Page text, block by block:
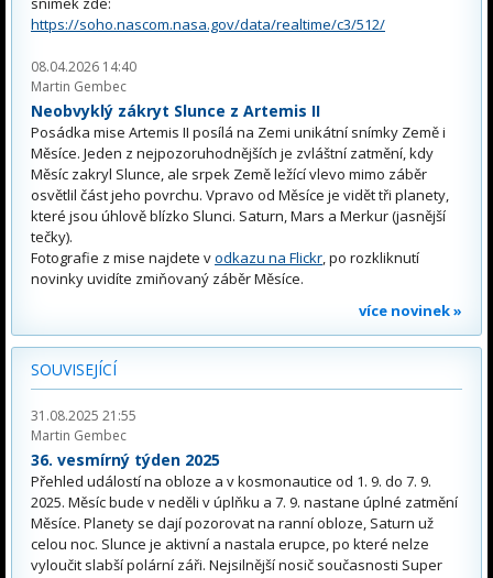
https://soho.nascom.nasa.gov/data/realtime/c3/512/
08.04.2026 14:40
Martin Gembec
Neobvyklý zákryt Slunce z Artemis II
Posádka mise Artemis II posílá na Zemi unikátní snímky Země i
Měsíce. Jeden z nejpozoruhodnějších je zvláštní zatmění, kdy
Měsíc zakryl Slunce, ale srpek Země ležící vlevo mimo záběr
osvětlil část jeho povrchu. Vpravo od Měsíce je vidět tři planety,
které jsou úhlově blízko Slunci. Saturn, Mars a Merkur (jasnější
tečky).
Fotografie z mise najdete vodkazu na Flickr, po rozkliknutí
novinky uvidíte zmiňovaný záběr Měsíce.
více novinek »
SOUVISEJÍCÍ
31.08.2025 21:55
Martin Gembec
36. vesmírný týden 2025
Přehled událostí na obloze a v kosmonautice od 1. 9. do 7. 9.
2025. Měsíc bude v neděli v úplňku a 7. 9. nastane úplné zatmění
Měsíce. Planety se dají pozorovat na ranní obloze, Saturn už
celou noc. Slunce je aktivní a nastala erupce, po které nelze
vyloučit slabší polární záři. Nejsilnější nosič současnosti Super